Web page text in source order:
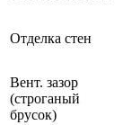
Отделка стен
Вент. зазор
(строганый
брусок)